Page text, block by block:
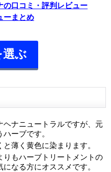
の口コミ・評判レビュー
ーまとめ
選ぶ
ナニュートラルですが、元
ーブです。
薄く黄色に染まります。
りもハーブトリートメントの
なる方にオススメです。